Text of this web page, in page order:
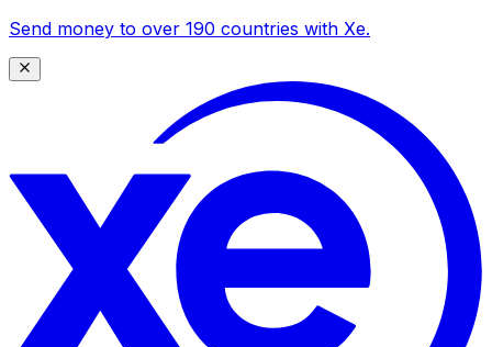
Send money to over 190 countries with Xe.